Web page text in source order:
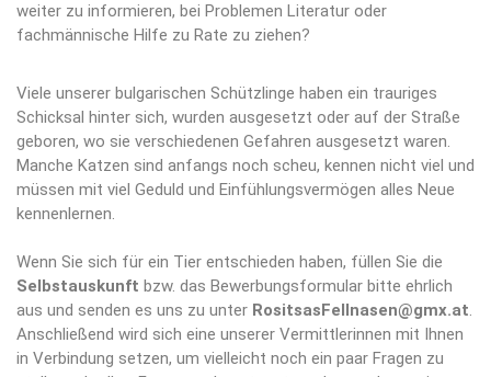
weiter zu informieren, bei Problemen Literatur oder
fachmännische Hilfe zu Rate zu ziehen?
Viele unserer bulgarischen Schützlinge haben ein trauriges
Schicksal hinter sich, wurden ausgesetzt oder auf der Straße
geboren, wo sie verschiedenen Gefahren ausgesetzt waren.
Manche Katzen sind anfangs noch scheu, kennen nicht viel und
müssen mit viel Geduld und Einfühlungsvermögen alles Neue
kennenlernen.
Wenn Sie sich für ein Tier entschieden haben, füllen Sie die
Selbstauskunft bzw. das Bewerbungsformular bitte ehrlich
aus und senden es uns zu unter RositsasFellnasen@gmx.at.
Anschließend wird sich eine unserer Vermittlerinnen mit Ihnen
in Verbindung setzen, um vielleicht noch ein paar Fragen zu